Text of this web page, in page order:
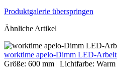
Produktgalerie überspringen
Ähnliche Artikel
worktime apelo-Dimm LED-
Größe: 600 mm | Lichtfarbe: